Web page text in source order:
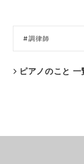
調律師
ピアノのこと 一